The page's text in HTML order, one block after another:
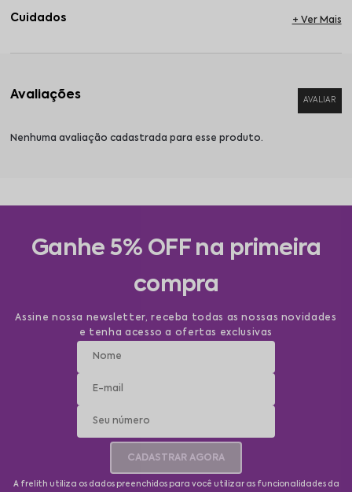
Cuidados
Nenhuma avaliação cadastrada para esse produto.
Ganhe 5% OFF na primeira
compra
Assine nossa newsletter, receba todas as nossas novidades
e tenha acesso a ofertas exclusivas
CADASTRAR AGORA
A frelith utiliza os dados preenchidos para você utilizar as funcionalidades da